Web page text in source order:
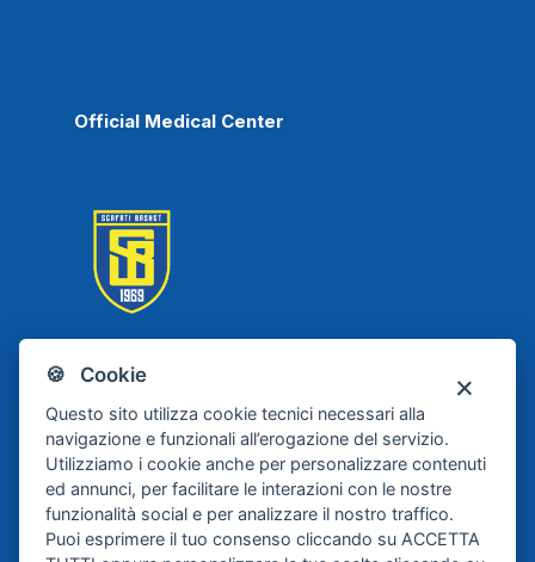
🍪 Cookie
Questo sito utilizza cookie tecnici necessari alla
navigazione e funzionali all’erogazione del servizio.
Utilizziamo i cookie anche per personalizzare contenuti
ed annunci, per facilitare le interazioni con le nostre
funzionalità social e per analizzare il nostro traffico.
Puoi esprimere il tuo consenso cliccando su ACCETTA
Official Medical Center
Scafati Basket